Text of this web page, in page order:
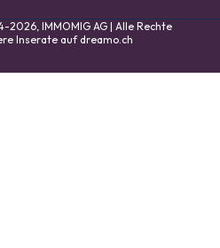
2026, IMMOMIG AG | Alle Rechte
Inserate auf dreamo.ch